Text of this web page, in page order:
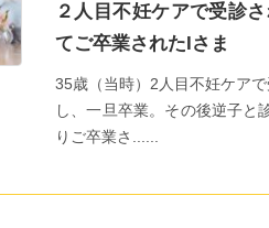
２人目不妊ケアで受診
てご卒業されたIさま
35歳（当時）2人目不妊ケア
し、一旦卒業。その後逆子と
りご卒業さ......